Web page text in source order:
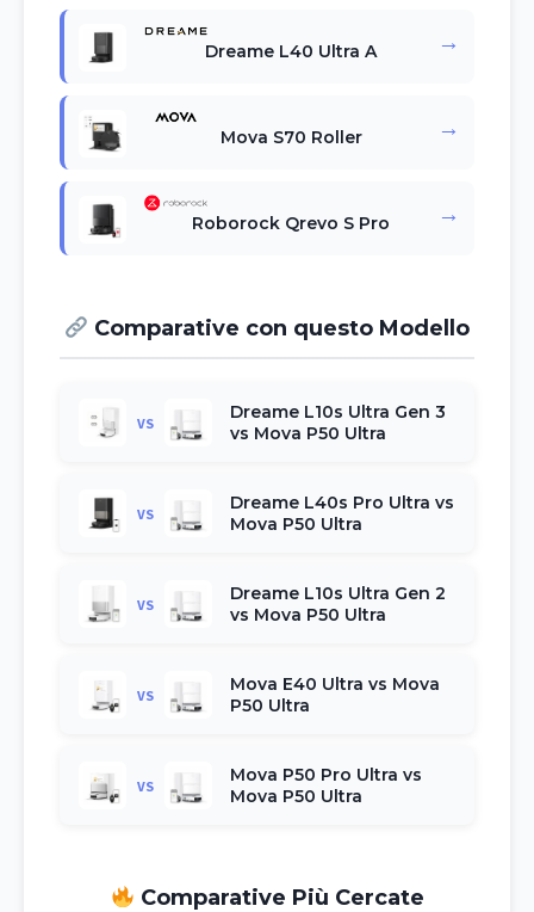
Dreame L40 Ultra A →
Mova S70 Roller →
Roborock Qrevo S Pro →
Comparative con questo Modello
VS
Dreame L10s Ultra Gen 3
vs Mova P50 Ultra
VS
Dreame L40s Pro Ultra vs
Mova P50 Ultra
VS
Dreame L10s Ultra Gen 2
vs Mova P50 Ultra
VS
Mova E40 Ultra vs Mova
P50 Ultra
VS
Mova P50 Pro Ultra vs
Mova P50 Ultra
Comparative Più Cercate